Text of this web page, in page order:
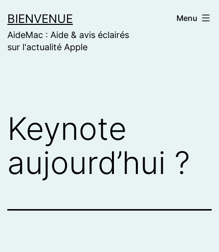
to
content
BIENVENUE
AideMac : Aide & avis éclairés
sur l'actualité Apple
Menu
Keynote
aujourd’hui ?